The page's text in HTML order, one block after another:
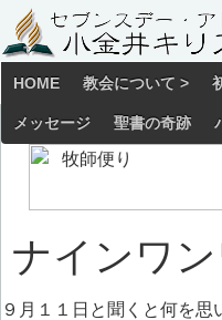
HOME 教会について >
メッセージ 聖書の奇跡
ナインワ
９月１１日と聞くと何を思